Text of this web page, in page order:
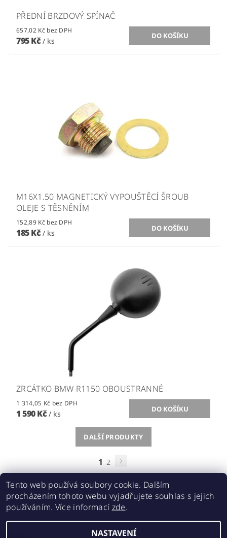
PŘEDNÍ BRZDOVÝ SPÍNAČ
657,02 Kč bez DPH
795 Kč / ks
M16X1.50 MAGNETICKÝ VYPOUŠTĚCÍ ŠROUB
OLEJE S TĚSNĚNÍM
152,89 Kč bez DPH
185 Kč / ks
ZRCÁTKO BMW R1150 OBOUSTRANNÉ
1 314,05 Kč bez DPH
1 590 Kč / ks
DALŠÍ PRODUKTY
1 2
Acebikes bezpečná přeprava, parkování motocyklů a skútrů
Tento web používá soubory cookie. Dalším
procházením tohoto webu vyjadřujete souhlas s jejich
používáním. Více informací zde.
NASTAVENÍ